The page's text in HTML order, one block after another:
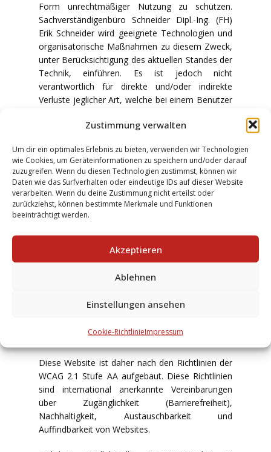
Zustimmung verwalten
Um dir ein optimales Erlebnis zu bieten, verwenden wir Technologien
wie Cookies, um Geräteinformationen zu speichern und/oder darauf
zuzugreifen. Wenn du diesen Technologien zustimmst, können wir
Daten wie das Surfverhalten oder eindeutige IDs auf dieser Website
verarbeiten. Wenn du deine Zustimmung nicht erteilst oder
zurückziehst, können bestimmte Merkmale und Funktionen
beeinträchtigt werden.
Akzeptieren
Ablehnen
Einstellungen ansehen
Cookie-RichtlinieImpressum
Form unrechtmäßiger Nutzung zu schützen.
Sachverständigenbüro Schneider Dipl.-Ing. (FH)
Erik Schneider wird geeignete Technologien und
organisatorische Maßnahmen zu diesem Zweck,
unter Berücksichtigung des aktuellen Standes der
Technik, einführen. Es ist jedoch nicht
verantwortlich für direkte und/oder indirekte
Verluste jeglicher Art, welche bei einem Benutzer
Nutzung des Systems von Drittanbietern
Sachverständigenbüro Schneider Dipl.-Ing. (FH)
Erik Schneider übernimmt keine Verantwortung
für den Inhalt von Websites, zu denen oder von
denen ein Hyperlink oder eine anderer Verweis
führt. Produkte oder Serviceleistungen, die von
entsprechenden Bedingungen und Konditionen
jener Drittanbieter behandelt werden.
Unsere Angestellten unternehmen alle
garantieren und ständig zu verbessern. Ebenso
spezielle Software verwenden.
Diese Website ist daher nach den Richtlinien der
WCAG 2.1 Stufe AA aufgebaut. Diese Richtlinien
sind international anerkannte Vereinbarungen
über Zugänglichkeit (Barrierefreiheit),
Nachhaltigkeit, Austauschbarkeit und
Auffindbarkeit von Websites.